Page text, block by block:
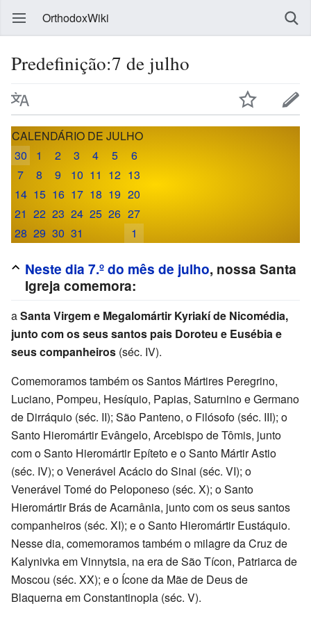
OrthodoxWiki
Predefinição:7 de julho
CALENDÁRIO DE JULHO
30
1 2 3 4 5
6
7
8 9 10 11 12 13
14 15 16 17 18 19 20
21 22 23 24 25 26 27
28 29 30 31 1
Neste dia 7.º do mês de julho, nossa Santa
Igreja comemora:
aSanta Virgem e Megalomártir Kyriakí de Nicomédia,
junto com os seus santos pais Doroteu e Eusébia e
seus companheiros (séc. IV).
Comemoramos também os Santos Mártires Peregrino,
Luciano, Pompeu, Hesíquio, Papias, Saturnino e Germano
de Dirráquio (séc. II); São Panteno, o Filósofo (séc. III); o
Santo Hieromártir Evângelo, Arcebispo de Tômis, junto
com o Santo Hieromártir Epíteto e o Santo Mártir Astio
(séc. IV); o Venerável Acácio do Sinai (séc. VI); o
Venerável Tomé do Peloponeso (séc. X); o Santo
Hieromártir Brás de Acarnânia, junto com os seus santos
companheiros (séc. XI); e o Santo Hieromártir Eustáquio.
Nesse dia, comemoramos também o milagre da Cruz de
Kalynivka em Vinnytsia, na era de São Tícon, Patriarca de
Moscou (séc. XX); e o Ícone da Mãe de Deus de
Blaquerna em Constantinopla (séc. V).